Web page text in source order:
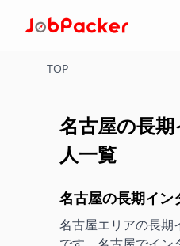
TOP
名古屋の長
人一覧
名古屋の長期イン
名古屋エリアの長期